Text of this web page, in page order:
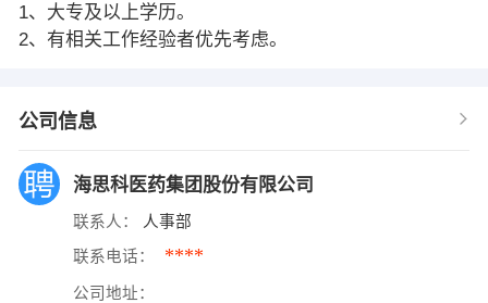
1、大专及以上学历。
2、有相关工作经验者优先考虑。
公司信息
海思科医药集团股份有限公司
联系人： 人事部
联系电话： ****
公司地址：